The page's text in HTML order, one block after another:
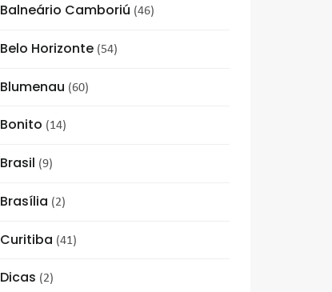
Balneário Camboriú (46)
Belo Horizonte (54)
Blumenau (60)
Bonito (14)
Brasil (9)
Brasília (2)
Curitiba (41)
Dicas (2)